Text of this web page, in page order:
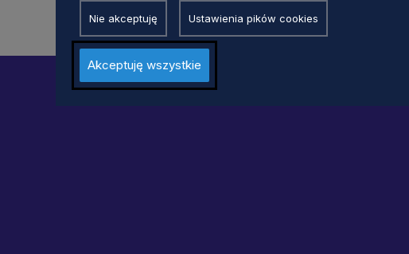
Nie akceptuję Ustawienia pików cookies
Akceptuję wszystkie